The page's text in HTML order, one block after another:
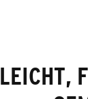
LEICHT,